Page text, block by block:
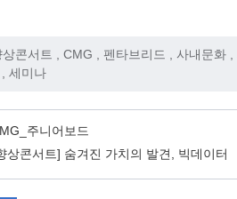
상콘서트 , CMG , 펜타브리드 , 사내문화 ,
, 세미나
주니어보드
상콘서트] 숨겨진 가치의 발견, 빅데이터